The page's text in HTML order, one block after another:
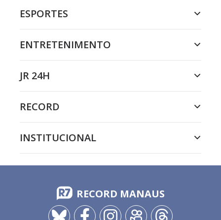
ESPORTES
ENTRETENIMENTO
JR 24H
RECORD
INSTITUCIONAL
RECORD MANAUS